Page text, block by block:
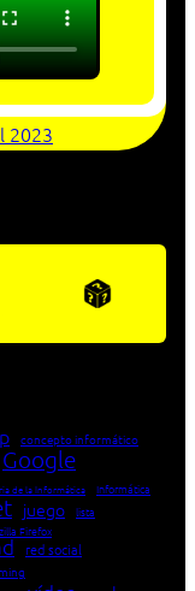
2023
concepto informático
Google
de la Informática Informática
juego lista
Firefox
red social